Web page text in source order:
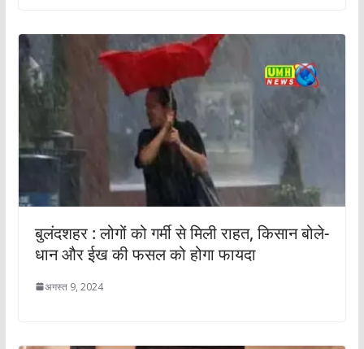
बुलंदशहर : लोगों को गर्मी से मिली राहत, किसान बोले-
धान और ईख की फसल को होगा फायदा
अगस्त 9, 2024